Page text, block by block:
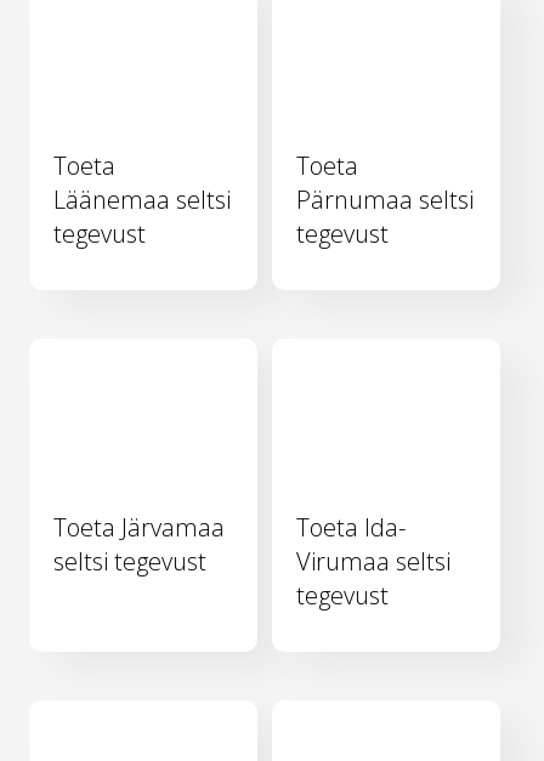
Toeta
Läänemaa seltsi
tegevust
Toeta
Pärnumaa seltsi
tegevust
Toeta Järvamaa
seltsi tegevust
Toeta Ida-
Virumaa seltsi
tegevust